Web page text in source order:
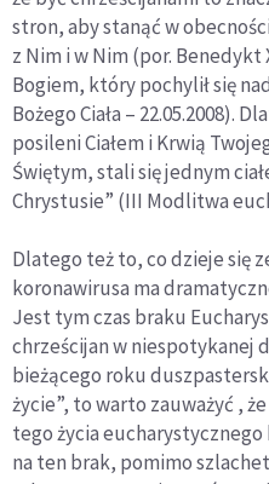
stron, aby stanąć w
z Nim i w Nim (por. Benedykt
Bogiem, który pochylił się
Bożego Ciała – 22.05.2008).
posileni Ciałem i Krwią
Świętym, stali się jednym
Chrystusie” (III Modlitwa
Dlatego też to, co dzieje się
koronawirusa ma
Jest tym czas braku
chrześcijan w niespotykanej
bieżącego roku
życie”, to warto zauważyć ,
tego życia
na ten brak, pomimo